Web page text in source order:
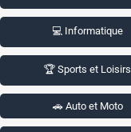
💻 Informatique
🏆 Sports et Loisirs
🚗 Auto et Moto